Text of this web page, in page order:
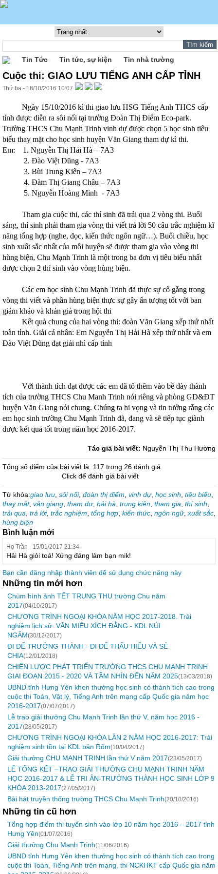
Tin Tức Tin tức, sự kiện Tin nhà trường
Cuộc thi: GIAO LƯU TIẾNG ANH CẤP TỈNH
Thứ ba - 18/10/2016 10:07
Ngày 15/10/2016 kì thi giao lưu HSG Tiếng Anh THCS cấp
tỉnh được diễn ra sôi nổi tại trường Đoàn Thị Điểm Eco-park.
Trường THCS Chu Mạnh Trinh vinh dự được chọn 5 học sinh tiêu
biểu thay mặt cho học sinh huyện Văn Giang tham dự kì thi.
Em: 1. Nguyễn Thị Hải Hà – 7A3
2. Đào Việt Dũng - 7A3
3. Bùi Trung Kiên – 7A3
4. Đàm Thị Giang Châu – 7A3
5. Nguyễn Hoàng Minh - 7A3
Tham gia cuộc thi, các thí sinh đã trải qua 2 vòng thi. Buổi
sáng, thí sinh phải tham gia vòng thi viết trả lời 50 câu trắc nghiệm kĩ
năng tổng hợp (nghe, đọc, kiến thức ngôn ngữ…). Buổi chiều, học
sinh xuất sắc nhất của mỗi huyện sẽ được tham gia vào vòng thi
hùng biện, Chu Mạnh Trinh là một trong ba đơn vị tiêu biểu nhất
được chọn 2 thí sinh vào vòng hùng biện.
Các em học sinh Chu Mạnh Trinh đã thực sự cố gắng trong
vòng thi viết và phần hùng biện thực sự gây ấn tượng tốt với ban
giám khảo và khán giả trong hội thi
Kết quả chung của hai vòng thi: đoàn Văn Giang xếp thứ nhất
toàn tỉnh. Giải cá nhân: Em Nguyễn Thị Hải Hà xếp thứ nhất và em
Đào Việt Dũng đạt giải nhì cấp tỉnh
Với thành tích đạt được các em đã tô thêm vào bề dày thành
tích của trường THCS Chu Manh Trinh nói riêng và phòng GD&ĐT
huyện Văn Giang nói chung. Chúng ta hi vọng và tin tưởng rằng các
em học sinh trường Chu Mạnh Trinh đã, đang và sẽ tiếp tục giành
được kết quả tốt trong năm học 2016-2017.
Tác giả bài viết: Nguyễn Thị Thu Hương
Tổng số điểm của bài viết là: 117 trong 26 đánh giá
Click để đánh giá bài viết
Từ khóa:giao lưu sôi nổi, đoàn thị điểm vinh dự, học sinh tiêu biểu
thay mặt, văn giang tham dự, hải hà trung kiên tham gia thí sinh
trải qua trả lời, trắc nghiệm tổng hợp kiến thức ngôn ngữ, xuất sắc
hùng biện
Bình luận mới
Họ Trần - 15/01/2017 21:34
Hải Hà giỏi toá! Xứng đáng làm bạn mik!
Bạn cần đăng nhập thành viên để sử dụng chức năng này
Những tin mới hơn
Chùm hình ảnh TẾT TRUNG THU trường Chu năm
2017(04/10/2017)
CHƯƠNG TRÌNH NGOẠI KHÓA NĂM HỌC 2017-2018. Trải
nghiệm lịch sử: VĂN MIẾU XÍCH ĐẰNG - KDL NÚI
NGĂM(30/12/2017)
ĐI ĐỂ TRƯỞNG THÀNH - ĐI ĐỂ THẤU HIỂU VÀ SẺ
CHIA(12/01/2018)
CHIẾN LƯỢC PHÁT TRIỂN TRƯỜNG THCS CHU MẠNH TRINH
GIAI ĐOẠN 2015 - 2020 VÀ TẦM NHÌN ĐẾN NĂM 2025(13/03/2018)
UBND tỉnh Hưng Yên khen thưởng học sinh có thành tích cao trong
cuộc thi Toán, Vật lý, Tiếng Anh trên mạng cấp Quốc gia năm học
2016-2017(07/07/2017)
Lễ trao giải thưởng Chu Mạnh Trinh lần thứ V, năm học 2016 -
2017(28/05/2017)
CHƯƠNG TRÌNH NGOẠI KHÓA LẦN 2 NĂM HỌC 2016-2017: Trải
nghiệm sinh tồn tại KDL bản Rõm(10/04/2017)
Giải thưởng CHU MẠNH TRINH lần thứ V năm 2017(23/05/2017)
LỄ TỔNG KẾT –TRAO GIẢI THƯỞNG CHU MẠNH TRINH NĂM
HỌC 2016-2017 & LỄ TRI ÂN-TRƯỞNG THÀNH HỌC SINH LỚP 9
KHÓA 2013-2017(27/05/2017)
Bài hát truyền thống trường THCS Chu Mạnh Trinh(20/10/2016)
Những tin cũ hơn
Tổng hợp điểm thi tuyển sinh vào lớp 10 năm học 2016 – 2017 tỉnh
Hưng Yên(01/07/2016)
Giải thưởng Chu Mạnh Trinh(11/06/2016)
UBND tỉnh Hưng Yên khen thưởng học sinh có thành tích cao trong
cuộc thi Toán, Tiếng Anh trên mạng, thi NCKHKT cấp Quốc gia năm